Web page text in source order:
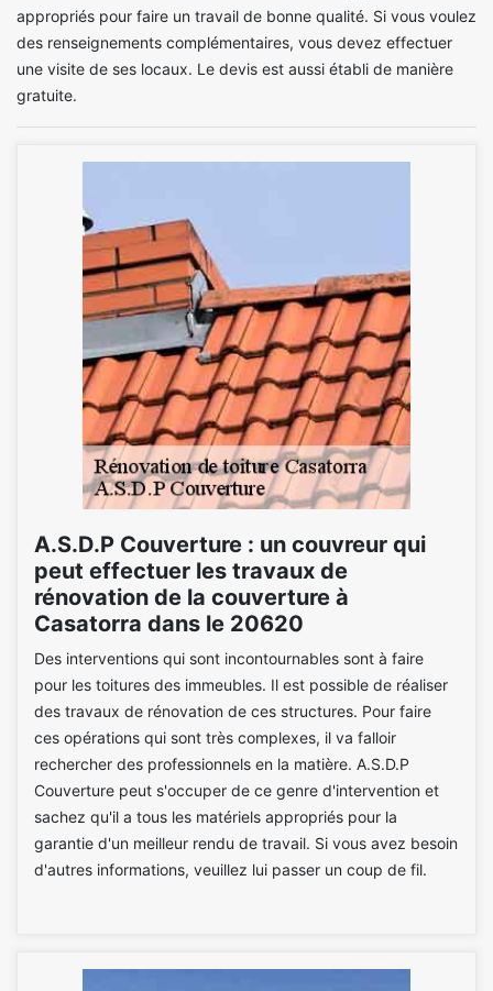
appropriés pour faire un travail de bonne qualité. Si vous voulez
des renseignements complémentaires, vous devez effectuer
une visite de ses locaux. Le devis est aussi établi de manière
gratuite.
A.S.D.P Couverture : un couvreur qui
peut effectuer les travaux de
rénovation de la couverture à
Casatorra dans le 20620
Des interventions qui sont incontournables sont à faire
pour les toitures des immeubles. Il est possible de réaliser
des travaux de rénovation de ces structures. Pour faire
ces opérations qui sont très complexes, il va falloir
rechercher des professionnels en la matière. A.S.D.P
Couverture peut s'occuper de ce genre d'intervention et
sachez qu'il a tous les matériels appropriés pour la
garantie d'un meilleur rendu de travail. Si vous avez besoin
d'autres informations, veuillez lui passer un coup de fil.